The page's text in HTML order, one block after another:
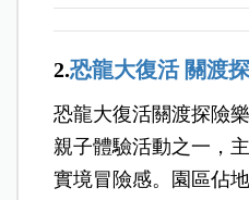
2.恐龍大復活 關渡
恐龍大復活關渡探險
親子體驗活動之一，
實境冒險感。園區佔